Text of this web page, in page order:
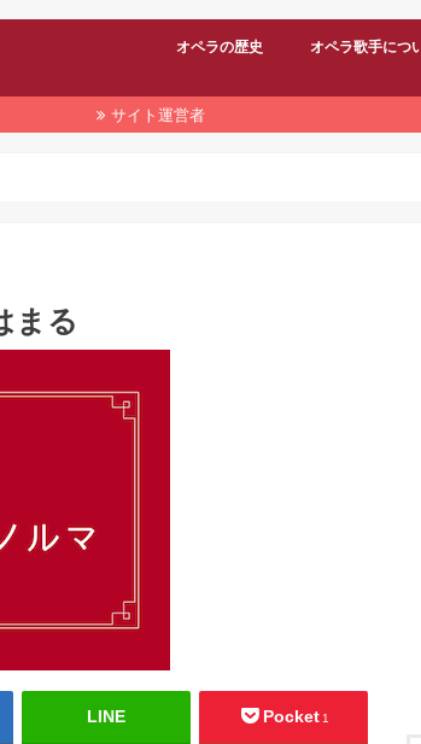
オペラの歴史 オペラ歌手につ
サイト運営者
まる
LINE Pocket 1